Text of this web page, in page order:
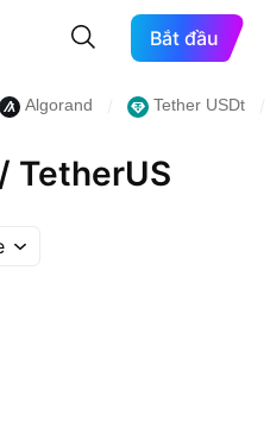
Bắt đầu
Algorand Tether USDt
TetherUS